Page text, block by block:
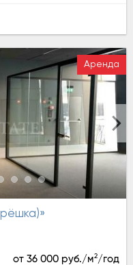
Аренда
от 36 000 руб./м2/год